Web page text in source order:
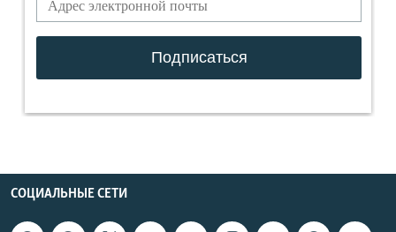
СОЦИАЛЬНЫЕ СЕТИ